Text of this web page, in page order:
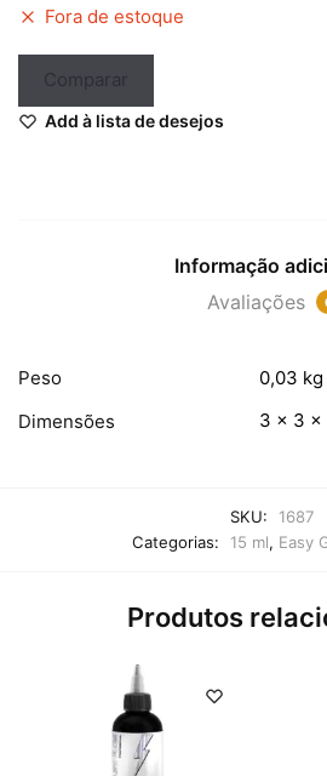
Fora de estoque
Comparar
Add à lista de desejos
Informação
Avaliações
Peso
0,03 kg
Dimensões
3 × 3 ×
SKU:
1687
Categorias:
15 ml, Easy
Produtos